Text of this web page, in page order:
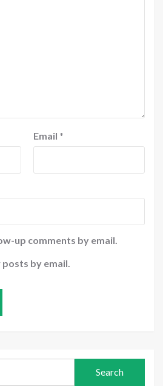
Email *
up comments by email.
by email.